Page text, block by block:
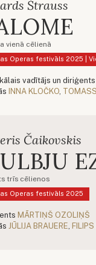
Štrauss
vienā cēlienā
Operas festivāls 2025 |
vadītājs un diriģents
INNA KLOČKO,
Čaikovskis
trīs cēlienos
Operas festivāls 2025
MĀRTIŅŠ OZOLIŅŠ
JŪLIJA BRAUERE,